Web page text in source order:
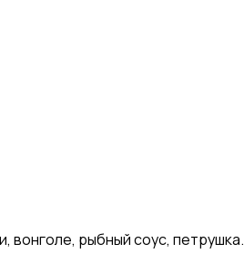
вонголе, рыбный соус, петрушка.